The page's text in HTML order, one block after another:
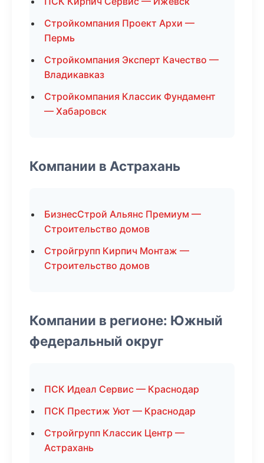
Стройкомпания Проект Архи —
Пермь
Стройкомпания Эксперт Качество —
Владикавказ
Стройкомпания Классик Фундамент
— Хабаровск
Компании в Астрахань
БизнесСтрой Альянс Премиум —
Строительство домов
Стройгрупп Кирпич Монтаж —
Строительство домов
Компании в регионе: Южный
федеральный округ
ПСК Идеал Сервис — Краснодар
ПСК Престиж Уют — Краснодар
Стройгрупп Классик Центр —
Астрахань